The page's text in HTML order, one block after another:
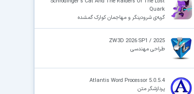
Quark
گربه‌ی شرودینگر و مهاجمان کوارک گمشده
ZW3D 2026 SP1 / 2025
طراحی مهندسی
Atlantis Word Processor 5.0.5.4
پردازشگر متن